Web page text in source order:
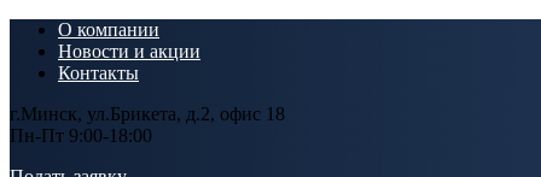
О компании
Новости и акции
Контакты
г.Минск, ул.Брикета, д.2, офис 18
Пн-Пт 9:00-18:00